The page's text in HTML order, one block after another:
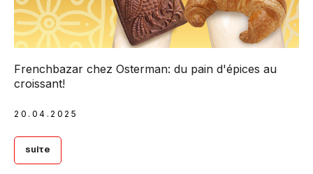
Frenchbazar chez Osterman: du pain d'épices au
croissant!
20.04.2025
Suite